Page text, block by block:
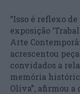
“Isso é reflexo
exposição
Arte
acrescentou
convidados a
memória
Oliva”, afirmou a